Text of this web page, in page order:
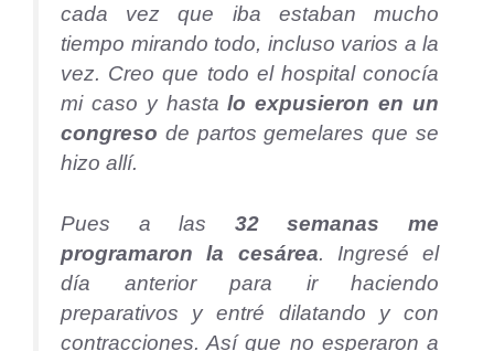
cada vez que iba estaban mucho
tiempo mirando todo, incluso varios a la
vez. Creo que todo el hospital conocía
mi caso y hastalo expusieron en un
congreso de partos gemelares que se
hizo allí.
Pues a las 32 semanas me
programaron la cesárea. Ingresé el
día anterior para ir haciendo
preparativos y entré dilatando y con
contracciones. Así que no esperaron a